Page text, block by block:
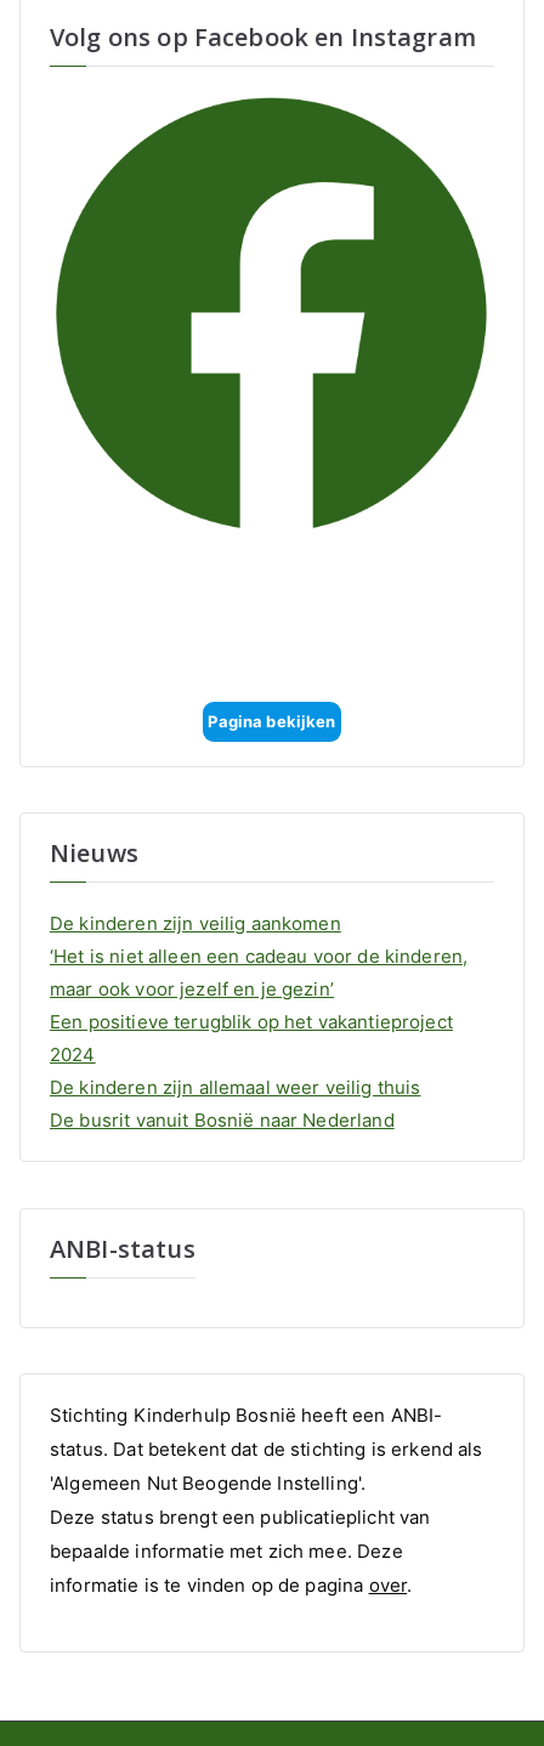
Volg ons op Facebook en Instagram
Pagina bekijken
Nieuws
De kinderen zijn veilig aankomen
‘Het is niet alleen een cadeau voor de kinderen,
maar ook voor jezelf en je gezin’
Een positieve terugblik op het vakantieproject
2024
De kinderen zijn allemaal weer veilig thuis
De busrit vanuit Bosnië naar Nederland
ANBI-status
Stichting Kinderhulp Bosnië heeft een ANBI-
status. Dat betekent dat de stichting is erkend als
'Algemeen Nut Beogende Instelling'.
Deze status brengt een publicatieplicht van
bepaalde informatie met zich mee. Deze
informatie is te vinden op de pagina over.